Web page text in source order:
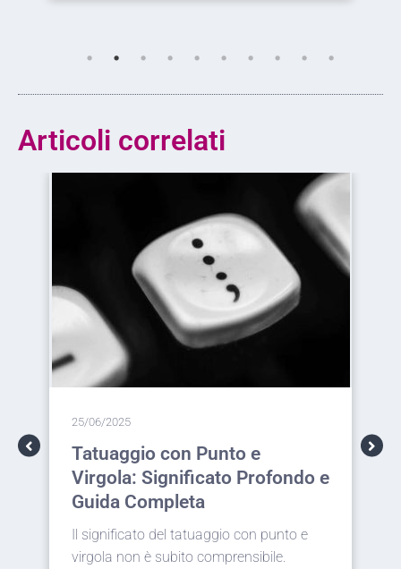
Articoli correlati
25/06/2025
Tatuaggio con Punto e
Virgola: Significato Profondo e
Guida Completa
Il significato del tatuaggio con punto e
virgola non è subito comprensibile.